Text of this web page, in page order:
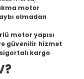
motor
olmadan
motor yapısı
güvenilir hizmet
kargo